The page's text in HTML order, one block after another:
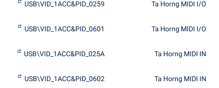
Ta Horng MIDI I/O
USB\VID_1ACC&PID_0259
Ta Horng MIDI I/O
USB\VID_1ACC&PID_0601
Ta Horng MIDI IN
USB\VID_1ACC&PID_025A
Ta Horng MIDI IN
USB\VID_1ACC&PID_0602